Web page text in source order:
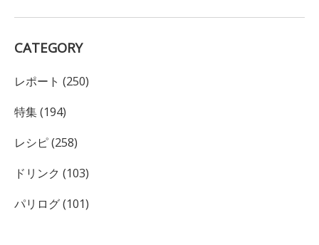
CATEGORY
レポート (250)
特集 (194)
レシピ (258)
ドリンク (103)
パリログ (101)